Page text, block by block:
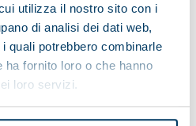
utilizza il nostro sito con i
di analisi dei dati web,
quali potrebbero combinarle
fornito loro o che hanno
loro servizi.